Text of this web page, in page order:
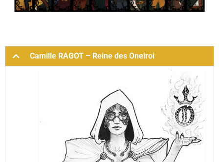
Camille RAGOT – Reine des Oneiroi